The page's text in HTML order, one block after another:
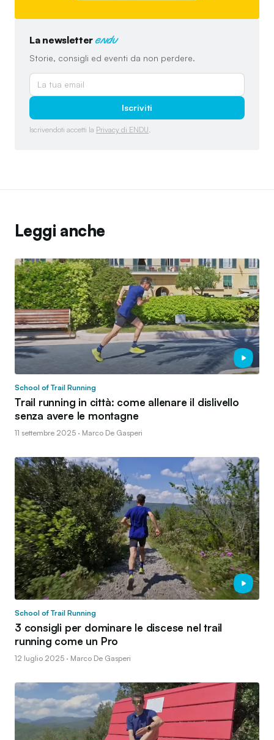
La newsletter endu
Storie, consigli ed eventi da non perdere.
Iscriviti
Iscrivendoti accetti la Privacy di ENDU.
Leggi anche
School of Trail Running
Trail running in città: come allenare il dislivello
senza avere le montagne
11 settembre 2025 · Marco De Gasperi
School of Trail Running
3 consigli per dominare le discese nel trail
running come un Pro
12 luglio 2025 · Marco De Gasperi